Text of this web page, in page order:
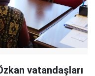
vatandaşları